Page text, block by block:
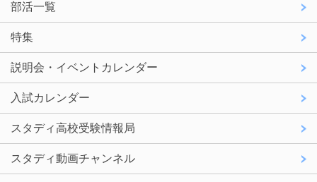
部活一覧
特集
説明会・イベントカレンダー
入試カレンダー
スタディ高校受験情報局
スタディ動画チャンネル